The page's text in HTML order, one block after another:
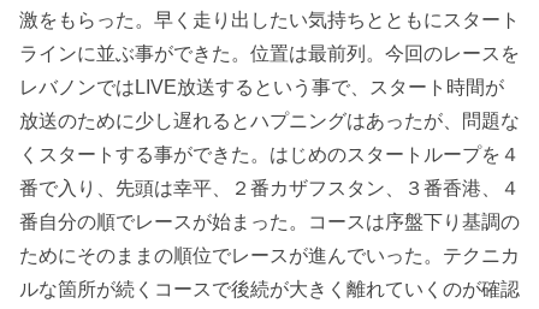
激をもらった。早く走り出したい気持ちとともにスタート
ラインに並ぶ事ができた。位置は最前列。今回のレースを
レバノンではLIVE放送するという事で、スタート時間が
放送のために少し遅れるとハプニングはあったが、問題な
くスタートする事ができた。はじめのスタートループを４
番で入り、先頭は幸平、２番カザフスタン、３番香港、４
番自分の順でレースが始まった。コースは序盤下り基調の
ためにそのままの順位でレースが進んでいった。テクニカ
ルな箇所が続くコースで後続が大きく離れていくのが確認